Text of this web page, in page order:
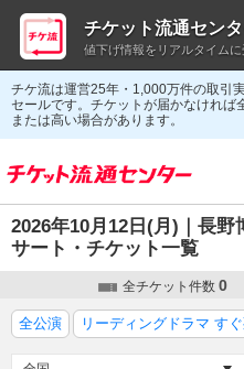
チケ流は運営25年・1,000万件の取引
セールです。チケットが届かなければ
または高い場合があります。
2026年10月12日(月)｜長野
サート・チケット一覧
全チケット件数 0
全公演 リーディングドラマ す
チケット流通セン
値下げ情報をリアルタイムに